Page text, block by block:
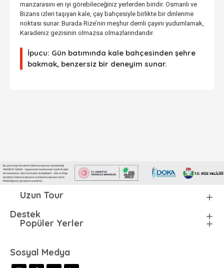
manzarasını en iyi görebileceğiniz yerlerden biridir. Osmanlı ve
Bizans izleri taşıyan kale, çay bahçesiyle birlikte bir dinlenme
noktası sunar. Burada Rize’nin meşhur demli çayını yudumlamak,
Karadeniz gezisinin olmazsa olmazlarındandır.
İpucu: Gün batımında kale bahçesinden şehre
bakmak, benzersiz bir deneyim sunar.
Uzun Tour
Destek
Popüler Yerler
Sosyal Medya